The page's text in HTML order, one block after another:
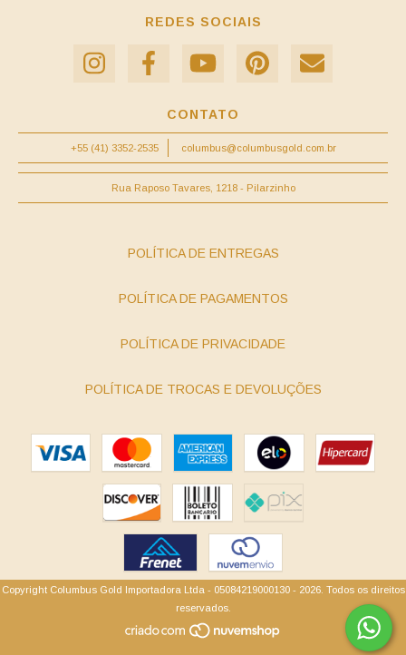
REDES SOCIAIS
CONTATO
+55 (41) 3352-2535 columbus@columbusgold.com.br
Rua Raposo Tavares, 1218 - Pilarzinho
POLÍTICA DE ENTREGAS
POLÍTICA DE PAGAMENTOS
POLÍTICA DE PRIVACIDADE
POLÍTICA DE TROCAS E DEVOLUÇÕES
Copyright Columbus Gold Importadora Ltda - 05084219000130 - 2026. Todos os direitos
reservados.